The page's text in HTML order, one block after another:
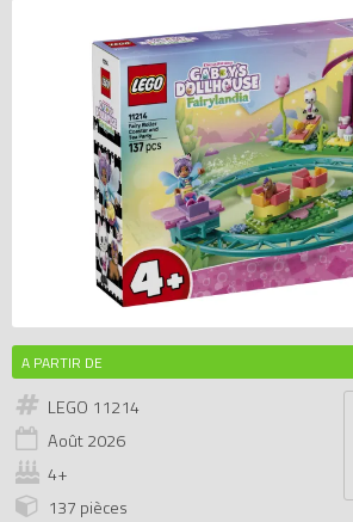
EXPOSITIONS LEGO
LEGO LES PLUS
DERNIERS LEGO
A PARTIR DE
LEGO 11214
Août2026
4+
137 pièces